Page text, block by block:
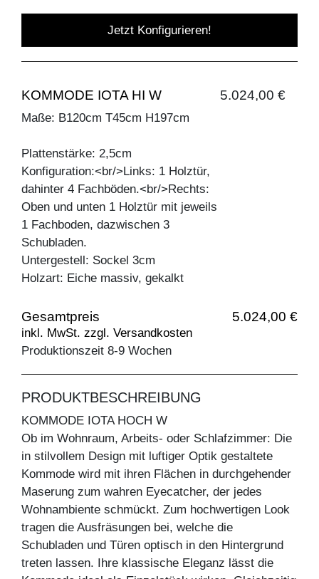
Jetzt Konfigurieren!
KOMMODE IOTA HI W 5.024,00 €
Maße: B120cm T45cm H197cm
Plattenstärke: 2,5cm
Konfiguration:<br/>Links: 1 Holztür,
dahinter 4 Fachböden.<br/>Rechts:
Oben und unten 1 Holztür mit jeweils
1 Fachboden, dazwischen 3
Schubladen.
Untergestell: Sockel 3cm
Holzart: Eiche massiv, gekalkt
Gesamtpreis 5.024,00 €
inkl. MwSt. zzgl. Versandkosten
Produktionszeit 8-9 Wochen
PRODUKTBESCHREIBUNG
KOMMODE IOTA HOCH W
Ob im Wohnraum, Arbeits- oder Schlafzimmer: Die
in stilvollem Design mit luftiger Optik gestaltete
Kommode wird mit ihren Flächen in durchgehender
Maserung zum wahren Eyecatcher, der jedes
Wohnambiente schmückt. Zum hochwertigen Look
tragen die Ausfräsungen bei, welche die
Schubladen und Türen optisch in den Hintergrund
treten lassen. Ihre klassische Eleganz lässt die